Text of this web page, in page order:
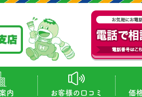
内 お客様の口コミ 価